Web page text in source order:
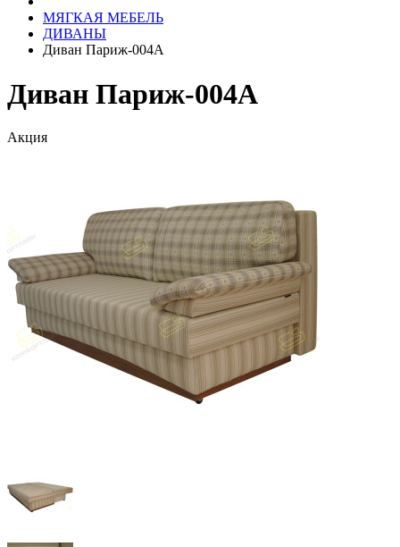
МЯГКАЯ МЕБЕЛЬ
ДИВАНЫ
Диван Париж-004А
Диван Париж-004А
Акция